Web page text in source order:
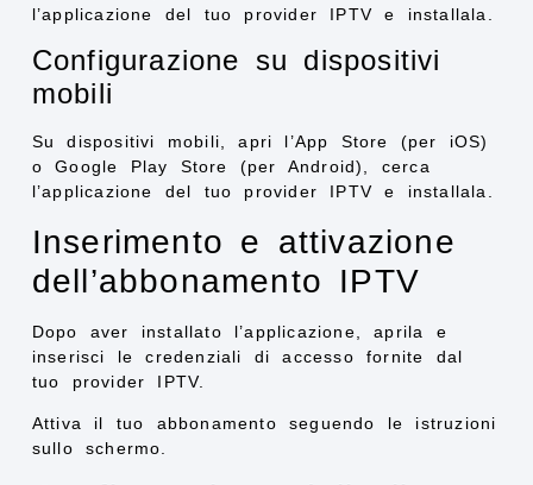
l’applicazione del tuo provider IPTV e installala.
Configurazione su dispositivi
mobili
Su dispositivi mobili, apri l’App Store (per iOS)
o Google Play Store (per Android), cerca
l’applicazione del tuo provider IPTV e installala.
Inserimento e attivazione
dell’abbonamento IPTV
Dopo aver installato l’applicazione, aprila e
inserisci le credenziali di accesso fornite dal
tuo provider IPTV.
Attiva il tuo abbonamento seguendo le istruzioni
sullo schermo.